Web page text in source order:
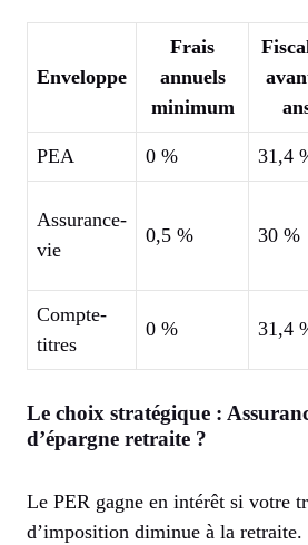
Enveloppe
Frais
annuels
minimum
PEA 0 % 31,4
Assurance-
vie
0,5 % 30 %
Compte-
titres
0 % 31,4
Le choix stratégique :
d’épargne retraite ?
Le PER gagne en intérêt si votre
d’imposition diminue à la retraite.